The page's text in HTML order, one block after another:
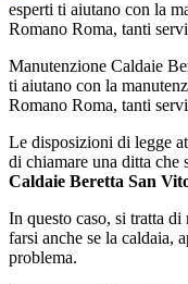
Manutenzione Caldaie
ti aiutano con la
Romano Roma, tanti
Le disposizioni di legge
di chiamare una ditta che
Caldaie Beretta San
In questo caso, si tratta
farsi anche se la caldaia,
problema.